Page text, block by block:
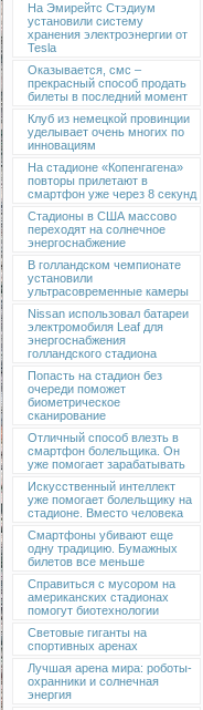
На Эмирейтс Стэдиум
установили систему
хранения электроэнергии от
Tesla
Оказывается, смс –
прекрасный способ продать
билеты в последний момент
Клуб из немецкой провинции
уделывает очень многих по
инновациям
На стадионе «Копенгагена»
повторы прилетают в
смартфон уже через 8 секунд
Стадионы в США массово
переходят на солнечное
энергоснабжение
В голландском чемпионате
установили
ультрасовременные камеры
Nissan использовал батареи
электромобиля Leaf для
энергоснабжения
голландского стадиона
Попасть на стадион без
очереди поможет
биометрическое
сканирование
Отличный способ влезть в
смартфон болельщика. Он
уже помогает зарабатывать
Искусственный интеллект
уже помогает болельщику на
стадионе. Вместо человека
Смартфоны убивают еще
одну традицию. Бумажных
билетов все меньше
Справиться с мусором на
американских стадионах
помогут биотехнологии
Световые гиганты на
спортивных аренах
Лучшая арена мира: роботы-
охранники и солнечная
энергия